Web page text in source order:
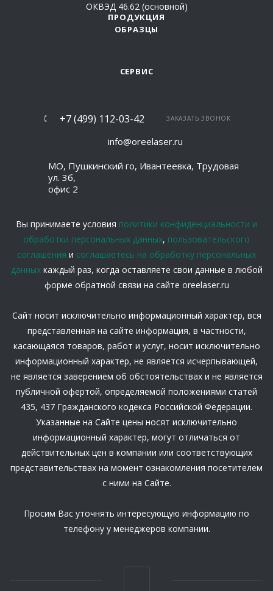
ОКВЭД 46.62 (основной)
ПРОДУКЦИЯ
ОБРАЗЦЫ
СЕРВИС
+7 (499) 112-03-42 ЗАКАЗАТЬ ЗВОНОК
info@oreelaser.ru
МО, Пушкинский го, Ивантеевка, Трудовая
ул. 3б,
офис 2
Вы принимаете условия политики конфиденциальности и
обработки персональных данных, пользовательского
соглашения и соглашаетесь на обработку персональных
данныхкаждый раз, когда оставляете свои данные в любой
форме обратной связи на сайте oreelaser.ru
Сайт носит исключительно информационный характер, вся
представленная на сайте информация, в частности,
касающаяся товаров, работ и услуг, носит исключительно
информационный характер, не является исчерпывающей,
не является заверением об обстоятельствах и не является
публичной офертой, определяемой положениями статей
435, 437 Гражданского кодекса Российской Федерации.
Указанные на Сайте цены носят исключительно
информационный характер, могут отличаться от
действительных цен в компании или соответствующих
представительствах на момент ознакомления посетителем
с ними на Сайте.
Просим Вас уточнять интересующую информацию по
телефону у менеджеров компании.